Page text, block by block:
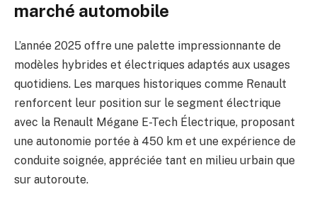
marché automobile
L’année 2025 offre une palette impressionnante de
modèles hybrides et électriques adaptés aux usages
quotidiens. Les marques historiques comme Renault
renforcent leur position sur le segment électrique
avec la Renault Mégane E-Tech Électrique, proposant
une autonomie portée à 450 km et une expérience de
conduite soignée, appréciée tant en milieu urbain que
sur autoroute.